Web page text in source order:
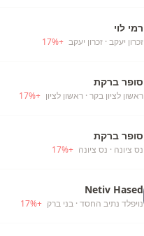
רמי לוי
זכרון יעקב · זכרון יעקב +
17%
סופר ברקת
ראשון לציון בקר · ראשון לציון +
17%
סופר ברקת
נס ציונה · נס ציונה +
17%
Netiv Hased
נויפלד נתיב החסד · בני ברק +
17%